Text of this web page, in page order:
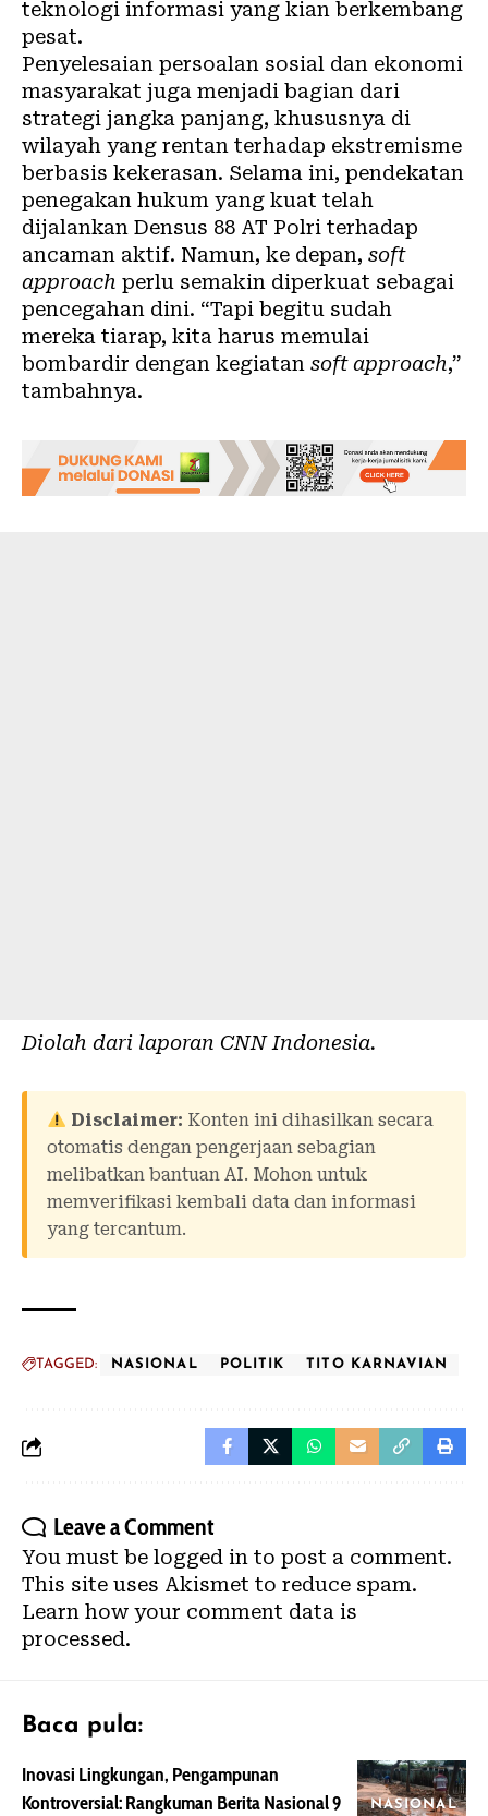
teknologi informasi yang kian berkembang
pesat.
Penyelesaian persoalan sosial dan ekonomi
masyarakat juga menjadi bagian dari
strategi jangka panjang, khususnya di
wilayah yang rentan terhadap ekstremisme
berbasis kekerasan. Selama ini, pendekatan
penegakan hukum yang kuat telah
dijalankan Densus 88 AT Polri terhadap
ancaman aktif. Namun, ke depan, soft
approach perlu semakin diperkuat sebagai
pencegahan dini. “Tapi begitu sudah
mereka tiarap, kita harus memulai
bombardir dengan kegiatan soft approach,”
tambahnya.
Diolah dari laporan CNN Indonesia.
Disclaimer: Konten ini dihasilkan secara
otomatis dengan pengerjaan sebagian
melibatkan bantuan AI. Mohon untuk
memverifikasi kembali data dan informasi
yang tercantum.
TAGGED: NASIONAL POLITIK TITO KARNAVIAN
Leave a Comment
You must be logged in to post a comment.
This site uses Akismet to reduce spam.
Learn how your comment data is
processed.
Baca pula:
NASIONAL
Inovasi Lingkungan, Pengampunan
Kontroversial: Rangkuman Berita Nasional 9